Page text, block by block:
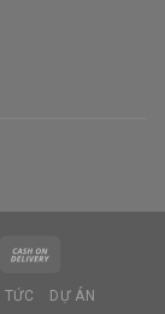
TỨC
DỰ ÁN